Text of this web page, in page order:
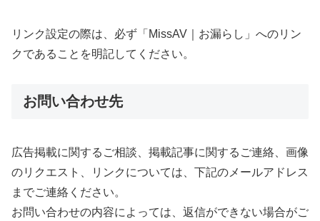
リンク設定の際は、必ず「MissAV｜お漏らし」へのリン
クであることを明記してください。
お問い合わせ先
広告掲載に関するご相談、掲載記事に関するご連絡、画像
のリクエスト、リンクについては、下記のメールアドレス
までご連絡ください。
お問い合わせの内容によっては、返信ができない場合がご